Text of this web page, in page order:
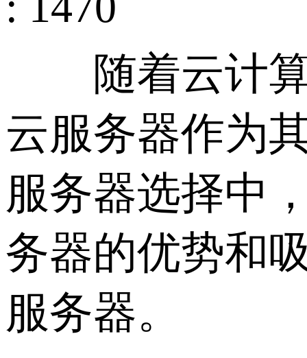
随着云计算
云服务器作为
服务器选择中
务器的优势和
服务器。